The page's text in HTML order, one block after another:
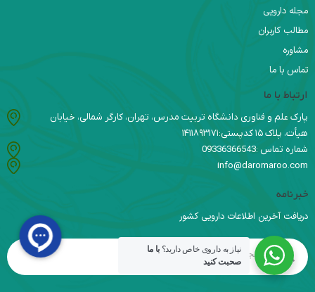
مجله دارویی
مطالب کاربران
مشاوره
تماس با ما
ارتباط با ما
پارک علم و فناوری دانشگاه تربیت مدرس، تهران، کارگر شمالی، خیابان
هیأت، پلاک ۱۵ کدپستی:۱۴۱۱۸۹۳۱۷۱
شماره تماس :09336366543
info@daromaroo.com
خبرنامه
دریافت آخرین اطلاعات دارویی کشور
نیاز به داروی خاص دارید؟ با ما
صحبت کنید